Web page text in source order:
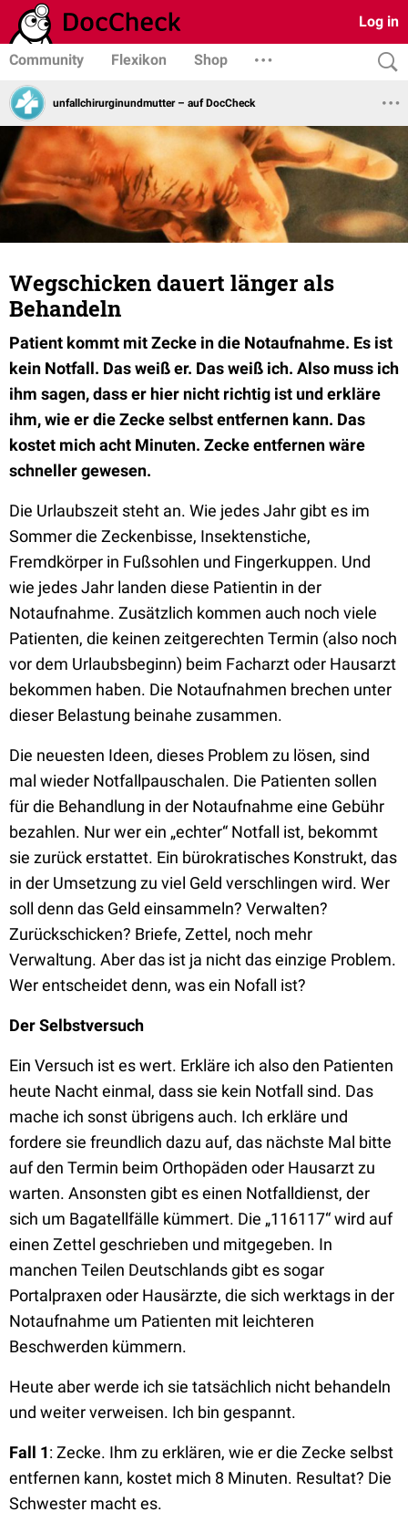
Log in
Community Flexikon Shop
unfallchirurginundmutter – auf DocCheck
Wegschicken dauert länger als
Behandeln
Patient kommt mit Zecke in die Notaufnahme. Es ist
kein Notfall. Das weiß er. Das weiß ich. Also muss ich
ihm sagen, dass er hier nicht richtig ist und erkläre
ihm, wie er die Zecke selbst entfernen kann. Das
kostet mich acht Minuten. Zecke entfernen wäre
schneller gewesen.
Die Urlaubszeit steht an. Wie jedes Jahr gibt es im
Sommer die Zeckenbisse, Insektenstiche,
Fremdkörper in Fußsohlen und Fingerkuppen. Und
wie jedes Jahr landen diese Patientin in der
Notaufnahme. Zusätzlich kommen auch noch viele
Patienten, die keinen zeitgerechten Termin (also noch
vor dem Urlaubsbeginn) beim Facharzt oder Hausarzt
bekommen haben. Die Notaufnahmen brechen unter
dieser Belastung beinahe zusammen.
Die neuesten Ideen, dieses Problem zu lösen, sind
mal wieder Notfallpauschalen. Die Patienten sollen
für die Behandlung in der Notaufnahme eine Gebühr
bezahlen. Nur wer ein „echter“ Notfall ist, bekommt
sie zurück erstattet. Ein bürokratisches Konstrukt, das
in der Umsetzung zu viel Geld verschlingen wird. Wer
soll denn das Geld einsammeln? Verwalten?
Zurückschicken? Briefe, Zettel, noch mehr
Verwaltung. Aber das ist ja nicht das einzige Problem.
Wer entscheidet denn, was ein Nofall ist?
Der Selbstversuch
Ein Versuch ist es wert. Erkläre ich also den Patienten
heute Nacht einmal, dass sie kein Notfall sind. Das
mache ich sonst übrigens auch. Ich erkläre und
fordere sie freundlich dazu auf, das nächste Mal bitte
auf den Termin beim Orthopäden oder Hausarzt zu
warten. Ansonsten gibt es einen Notfalldienst, der
sich um Bagatellfälle kümmert. Die „116117“ wird auf
einen Zettel geschrieben und mitgegeben. In
manchen Teilen Deutschlands gibt es sogar
Portalpraxen oder Hausärzte, die sich werktags in der
Notaufnahme um Patienten mit leichteren
Beschwerden kümmern.
Heute aber werde ich sie tatsächlich nicht behandeln
und weiter verweisen. Ich bin gespannt.
Fall 1: Zecke. Ihm zu erklären, wie er die Zecke selbst
entfernen kann, kostet mich 8 Minuten. Resultat? Die
Schwester macht es.